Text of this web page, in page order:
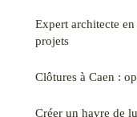
Expert architecte
projets
Clôtures à Caen :
Créer un havre de